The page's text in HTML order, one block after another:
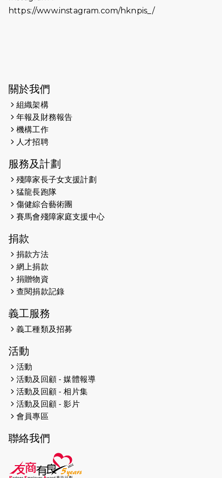
released last Sunday (11th Aug
2024-01-01
2023-11-28
2023-09-30
共融理念 港聞 2023.09.30 金金
2023-06-28
2023-06-15
RTHK 香港電台-凝聚香港：第二百五
2023-06-07
2023-06-01
2023-05-29
2023-05-29
副隊長 梁翠珊】運動員用熱血同堅
持，喺冰球場上劃出歷史性佳績。
2023-05-29
【東網】殘障家長照顧健全子女遇困
2023-05-15
2023-04-17 【成報恩雨之聲-恩雨有情天】暗黑中
https://www.instagram.com/hknpis_/
關於我們
組織架構
年報及財務報告
機構工作
人才招聘
服務及計劃
殘障家長子女支援計劃
猛龍長跑隊
傷健綜合藝術團
賽馬會殘障家庭支援中心
捐款
捐款方法
網上捐款
捐贈物資
查閱捐款記錄
義工服務
義工種類及招募
活動
活動
活動及回顧 - 媒體報導
活動及回顧 - 相片集
活動及回顧 - 影片
會員專區
聯絡我們